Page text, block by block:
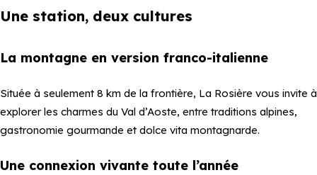
Une station, deux cultures
La montagne en version franco-italienne
Située à seulement 8 km de la frontière, La Rosière vous invite à
explorer les charmes du Val d’Aoste, entre traditions alpines,
gastronomie gourmande et dolce vita montagnarde.
Une connexion vivante toute l’année